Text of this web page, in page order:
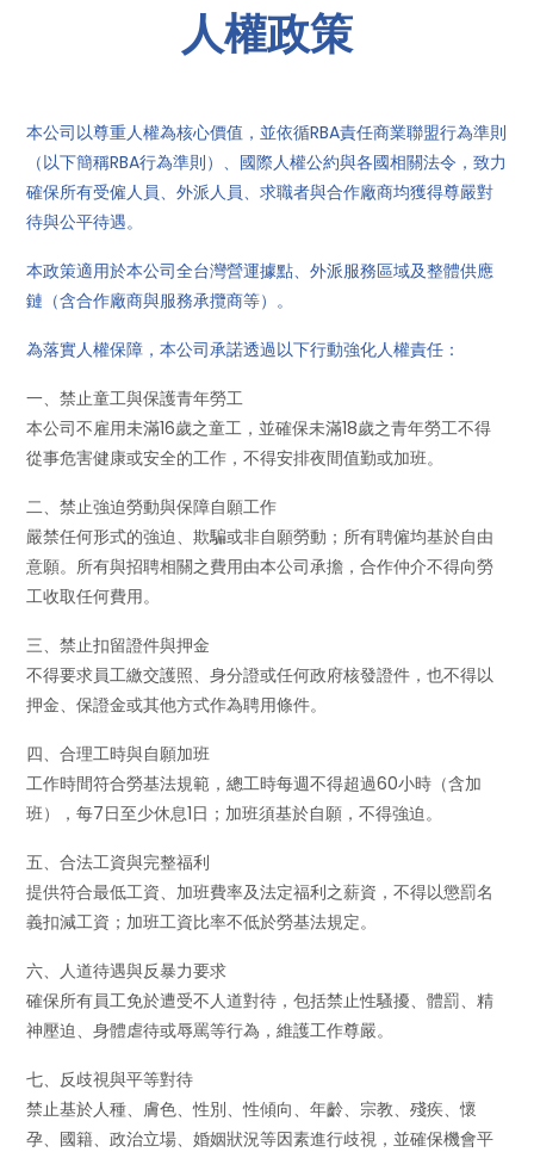
人權政策
本公司以尊重人權為核心價值，並依循RBA責任商業聯盟行為準則
（以下簡稱RBA行為準則）、國際人權公約與各國相關法令，致力
確保所有受僱人員、外派人員、求職者與合作廠商均獲得尊嚴對
待與公平待遇。
本政策適用於本公司全台灣營運據點、外派服務區域及整體供應
鏈（含合作廠商與服務承攬商等）。
為落實人權保障，本公司承諾透過以下行動強化人權責任：
一、禁止童工與保護青年勞工
本公司不雇用未滿16歲之童工，並確保未滿18歲之青年勞工不得
從事危害健康或安全的工作，不得安排夜間值勤或加班。
二、禁止強迫勞動與保障自願工作
嚴禁任何形式的強迫、欺騙或非自願勞動；所有聘僱均基於自由
意願。所有與招聘相關之費用由本公司承擔，合作仲介不得向勞
工收取任何費用。
三、禁止扣留證件與押金
不得要求員工繳交護照、身分證或任何政府核發證件，也不得以
押金、保證金或其他方式作為聘用條件。
四、合理工時與自願加班
工作時間符合勞基法規範，總工時每週不得超過60小時（含加
班），每7日至少休息1日；加班須基於自願，不得強迫。
五、合法工資與完整福利
提供符合最低工資、加班費率及法定福利之薪資，不得以懲罰名
義扣減工資；加班工資比率不低於勞基法規定。
六、人道待遇與反暴力要求
確保所有員工免於遭受不人道對待，包括禁止性騷擾、體罰、精
神壓迫、身體虐待或辱罵等行為，維護工作尊嚴。
七、反歧視與平等對待
禁止基於人種、膚色、性別、性傾向、年齡、宗教、殘疾、懷
孕、國籍、政治立場、婚姻狀況等因素進行歧視，並確保機會平